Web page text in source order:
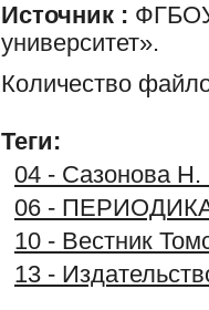
Источник : ФГБОУ
университет».
Количество
Теги:
04 - Сазонова Н.
06 -
10 - Вестник
13 -